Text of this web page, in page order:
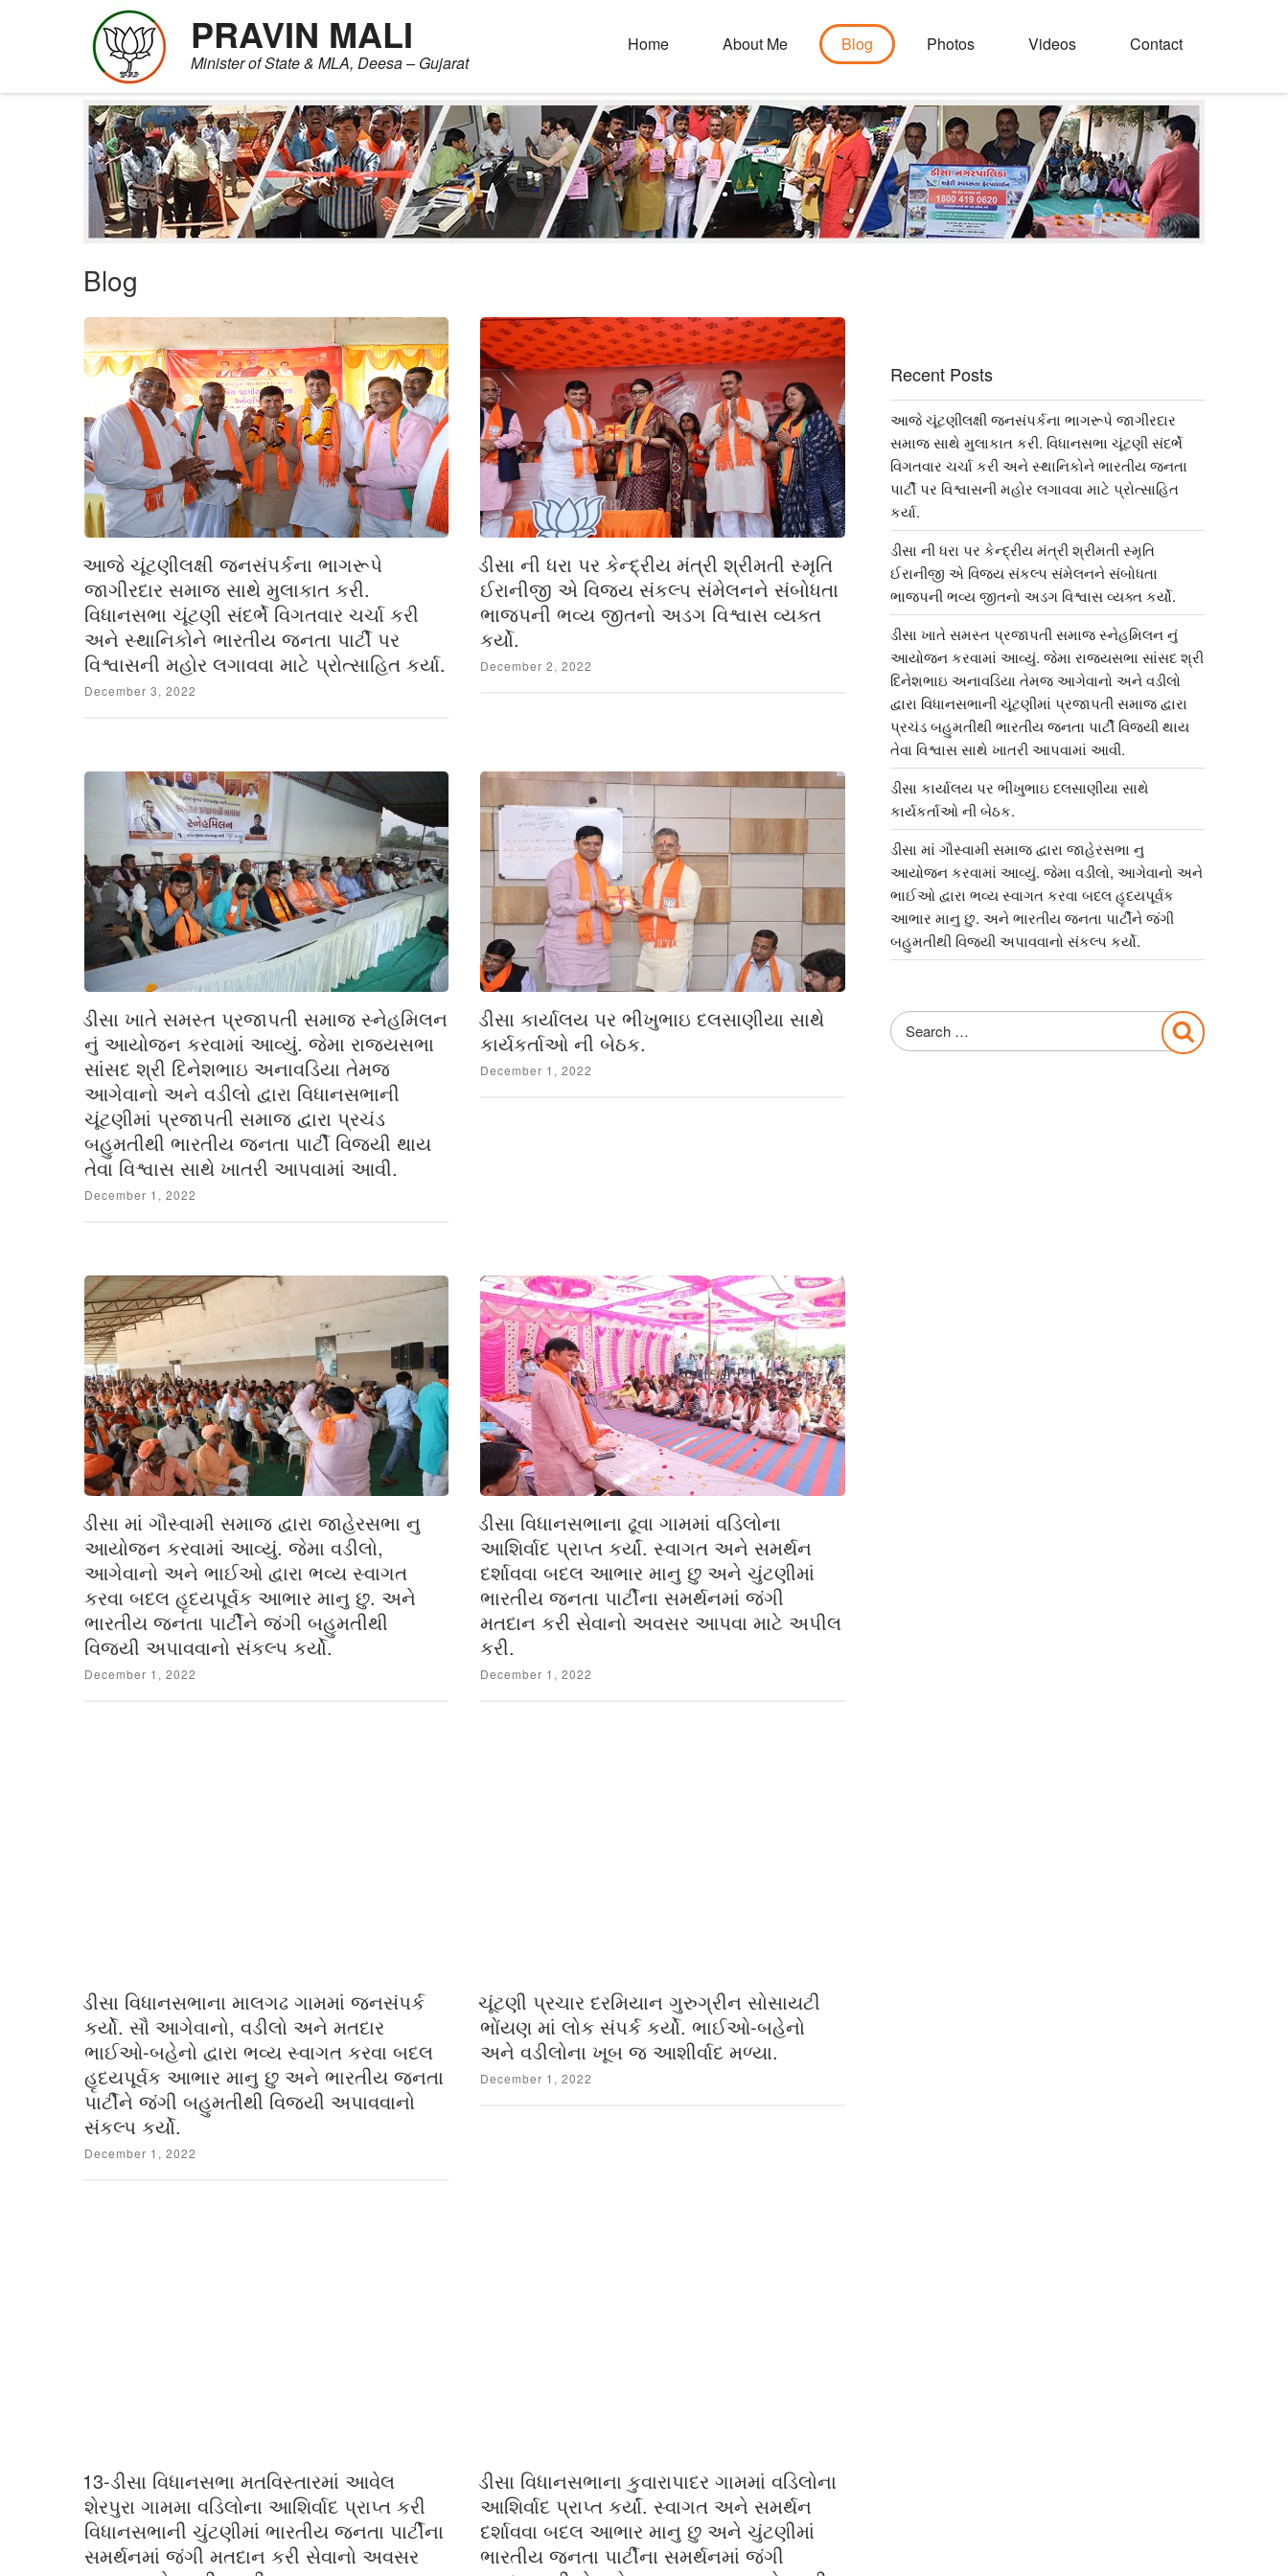
PRAVIN MALI
Minister of State & MLA, Deesa – Gujarat
Home About Me Blog Photos Videos Contact
Blog
આજે ચૂંટણીલક્ષી જનસંપર્કના ભાગરૂપે
જાગીરદાર સમાજ સાથે મુલાકાત કરી.
વિધાનસભા ચૂંટણી સંદર્ભે વિગતવાર ચર્ચા કરી
અને સ્થાનિકોને ભારતીય જનતા પાર્ટી પર
વિશ્વાસની મહોર લગાવવા માટે પ્રોત્સાહિત કર્યા.
Posted
December 3, 2022
ડીસા ની ધરા પર કેન્દ્રીય મંત્રી શ્રીમતી સ્મૃતિ
ઈરાનીજી એ વિજય સંકલ્પ સંમેલનને સંબોધતા
ભાજપની ભવ્ય જીતનો અડગ વિશ્વાસ વ્યક્ત
કર્યો.
Posted
December 2, 2022
ડીસા ખાતે સમસ્ત પ્રજાપતી સમાજ સ્નેહમિલન
નું આયોજન કરવામાં આવ્યું. જેમા રાજ્યસભા
સાંસદ શ્રી દિનેશભાઇ અનાવડિયા તેમજ
આગેવાનો અને વડીલો દ્વારા વિધાનસભાની
ચૂંટણીમાં પ્રજાપતી સમાજ દ્વારા પ્રચંડ
બહુમતીથી ભારતીય જનતા પાર્ટી વિજયી થાય
તેવા વિશ્વાસ સાથે ખાતરી આપવામાં આવી.
Posted
December 1, 2022
ડીસા કાર્યાલય પર ભીખુભાઇ દલસાણીયા સાથે
કાર્યકર્તાઓ ની બેઠક.
Posted
December 1, 2022
ડીસા માં ગૌસ્વામી સમાજ દ્વારા જાહેરસભા નુ
આયોજન કરવામાં આવ્યું. જેમા વડીલો,
આગેવાનો અને ભાઈઓ દ્વારા ભવ્ય સ્વાગત
કરવા બદલ હૃદયપૂર્વક આભાર માનુ છુ. અને
ભારતીય જનતા પાર્ટીને જંગી બહુમતીથી
વિજયી અપાવવાનો સંકલ્પ કર્યો.
Posted
December 1, 2022
ડીસા વિધાનસભાના ઢૂવા ગામમાં વડિલોના
આશિર્વાદ પ્રાપ્ત કર્યાં. સ્વાગત અને સમર્થન
દર્શાવવા બદલ આભાર માનુ છુ અને ચુંટણીમાં
ભારતીય જનતા પાર્ટીના સમર્થનમાં જંગી
મતદાન કરી સેવાનો અવસર આપવા માટે અપીલ
કરી.
Posted
December 1, 2022
ડીસા વિધાનસભાના માલગઢ ગામમાં જનસંપર્ક
કર્યો. સૌ આગેવાનો, વડીલો અને મતદાર
ભાઈઓ-બહેનો દ્વારા ભવ્ય સ્વાગત કરવા બદલ
હૃદયપૂર્વક આભાર માનુ છુ અને ભારતીય જનતા
પાર્ટીને જંગી બહુમતીથી વિજયી અપાવવાનો
સંકલ્પ કર્યો.
Posted
December 1, 2022
ચૂંટણી પ્રચાર દરમિયાન ગુરુગ્રીન સોસાયટી
ભોંયણ માં લોક સંપર્ક કર્યો. ભાઈઓ-બહેનો
અને વડીલોના ખૂબ જ આશીર્વાદ મળ્યા.
Posted
December 1, 2022
13-ડીસા વિધાનસભા મતવિસ્તારમાં આવેલ
શેરપુરા ગામમા વડિલોના આશિર્વાદ પ્રાપ્ત કરી
વિધાનસભાની ચુંટણીમાં ભારતીય જનતા પાર્ટીના
સમર્થનમાં જંગી મતદાન કરી સેવાનો અવસર
ડીસા વિધાનસભાના કુવારાપાદર ગામમાં વડિલોના
આશિર્વાદ પ્રાપ્ત કર્યાં. સ્વાગત અને સમર્થન
દર્શાવવા બદલ આભાર માનુ છુ અને ચુંટણીમાં
ભારતીય જનતા પાર્ટીના સમર્થનમાં જંગી
Recent Posts
આજે ચૂંટણીલક્ષી જનસંપર્કના ભાગરૂપે જાગીરદાર
સમાજ સાથે મુલાકાત કરી. વિધાનસભા ચૂંટણી સંદર્ભે
વિગતવાર ચર્ચા કરી અને સ્થાનિકોને ભારતીય જનતા
પાર્ટી પર વિશ્વાસની મહોર લગાવવા માટે પ્રોત્સાહિત
કર્યા.
ડીસા ની ધરા પર કેન્દ્રીય મંત્રી શ્રીમતી સ્મૃતિ
ઈરાનીજી એ વિજય સંકલ્પ સંમેલનને સંબોધતા
ભાજપની ભવ્ય જીતનો અડગ વિશ્વાસ વ્યક્ત કર્યો.
ડીસા ખાતે સમસ્ત પ્રજાપતી સમાજ સ્નેહમિલન નું
આયોજન કરવામાં આવ્યું. જેમા રાજ્યસભા સાંસદ શ્રી
દિનેશભાઇ અનાવડિયા તેમજ આગેવાનો અને વડીલો
દ્વારા વિધાનસભાની ચૂંટણીમાં પ્રજાપતી સમાજ દ્વારા
પ્રચંડ બહુમતીથી ભારતીય જનતા પાર્ટી વિજયી થાય
તેવા વિશ્વાસ સાથે ખાતરી આપવામાં આવી.
ડીસા કાર્યાલય પર ભીખુભાઇ દલસાણીયા સાથે
કાર્યકર્તાઓ ની બેઠક.
ડીસા માં ગૌસ્વામી સમાજ દ્વારા જાહેરસભા નુ
આયોજન કરવામાં આવ્યું. જેમા વડીલો, આગેવાનો અને
ભાઈઓ દ્વારા ભવ્ય સ્વાગત કરવા બદલ હૃદયપૂર્વક
આભાર માનુ છુ. અને ભારતીય જનતા પાર્ટીને જંગી
બહુમતીથી વિજયી અપાવવાનો સંકલ્પ કર્યો.
Search
for:
Search